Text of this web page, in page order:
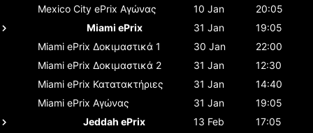
Mexico City ePrix Αγώνας 10 Jan
20:05
Miami ePrix
31 Jan
19:05
Miami ePrix Δοκιμαστικά 1 30 Jan
22:00
Miami ePrix Δοκιμαστικά 2 31 Jan
12:30
Miami ePrix Κατατακτήριες 31 Jan
14:40
Miami ePrix Αγώνας 31 Jan
19:05
Jeddah ePrix
13 Feb
17:05